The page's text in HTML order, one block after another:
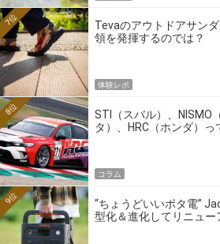
Tevaのアウトドアサン
領を発揮するのでは？
7位
体験レポ
STI（スバル）、NISMO
タ）、HRC（ホンダ）
8位
コラム
“ちょうどいいポタ電”
型化＆進化してリニュー
9位